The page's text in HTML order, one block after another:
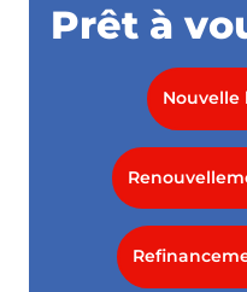
Prêt à